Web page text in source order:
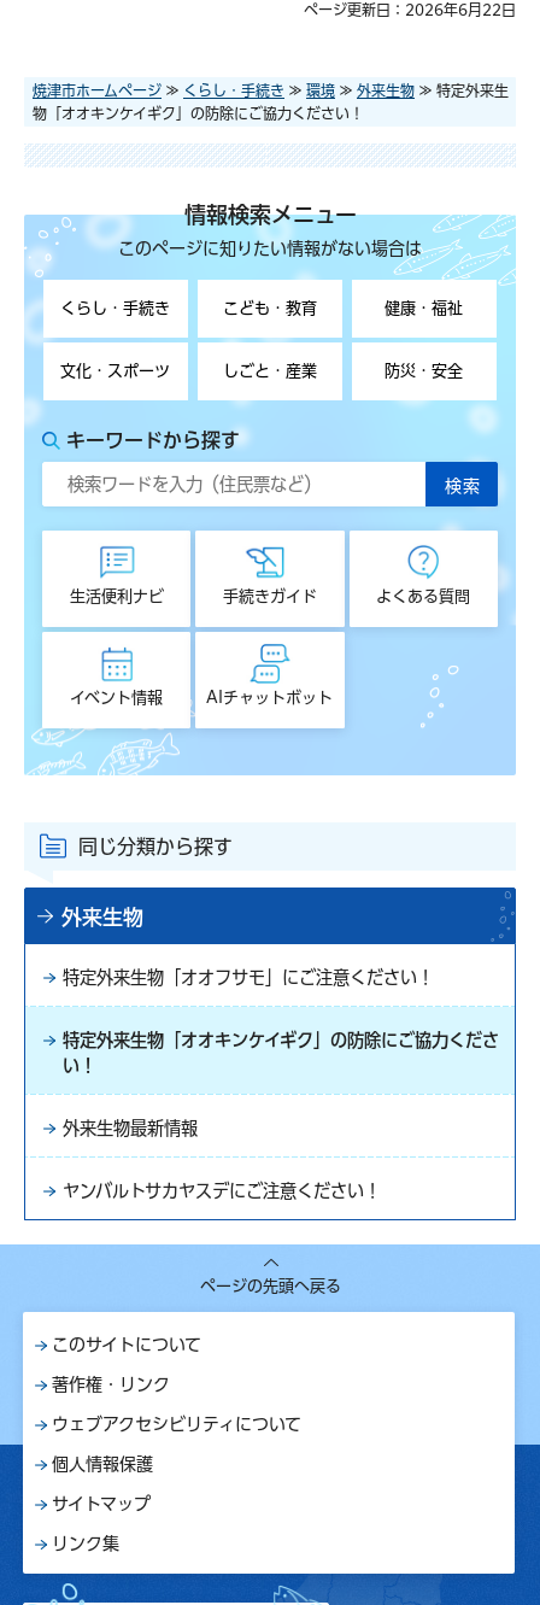
ページ更新日：2026年6月22日
焼津市ホームページ ≫ くらし・手続き ≫ 環境 ≫ 外来生物 ≫ 特定外来生
物「オオキンケイギク」の防除にご協力ください！
情報検索メニュー
このページに知りたい情報がない場合は
くらし・手続き こども・教育 健康・福祉
文化・スポーツ しごと・産業 防災・安全
キーワードから探す
生活便利ナビ 手続きガイド よくある質問
イベント情報 AIチャットボット
同じ分類から探す
外来生物
特定外来生物「オオフサモ」にご注意ください！
特定外来生物「オオキンケイギク」の防除にご協力くださ
い！
外来生物最新情報
ヤンバルトサカヤスデにご注意ください！
ページの先頭へ戻る
このサイトについて
著作権・リンク
ウェブアクセシビリティについて
個人情報保護
サイトマップ
リンク集